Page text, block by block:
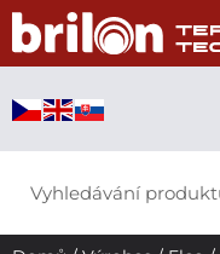
Přeskočit
obsah